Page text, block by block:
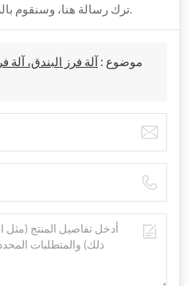
ترك رسالة هنا، وسنقوم بالرد عليك في أقرب وقت ممكن.
موضوع :آلة فرز البندق، آلة